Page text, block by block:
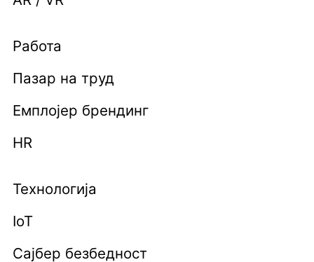
Работа
Пазар на труд
Емплојер брендинг
HR
Технологија
IoT
Сајбер безбедност